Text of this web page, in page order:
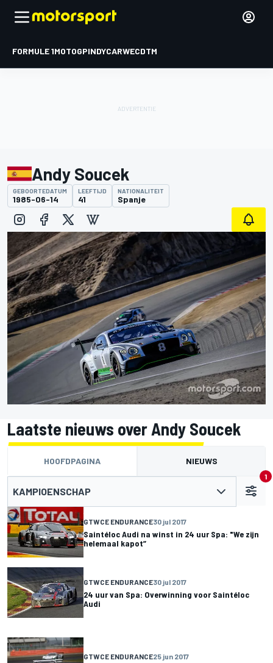
FORMULE 1MOTOGPINDYCARWECDTM
Andy Soucek
GEBOORTEDATUM
1985-06-14
LEEFTIJD
41
NATIONALITEIT
Spanje
Laatste nieuws over Andy Soucek
HOOFDPAGINA NIEUWS
KAMPIOENSCHAP
1
GTWCE ENDURANCE30 jul 2017
Saintéloc Audi na winst in 24 uur Spa: "We zijn
helemaal kapot”
GTWCE ENDURANCE30 jul 2017
24 uur van Spa: Overwinning voor Saintéloc
Audi
GTWCE ENDURANCE25 jun 2017